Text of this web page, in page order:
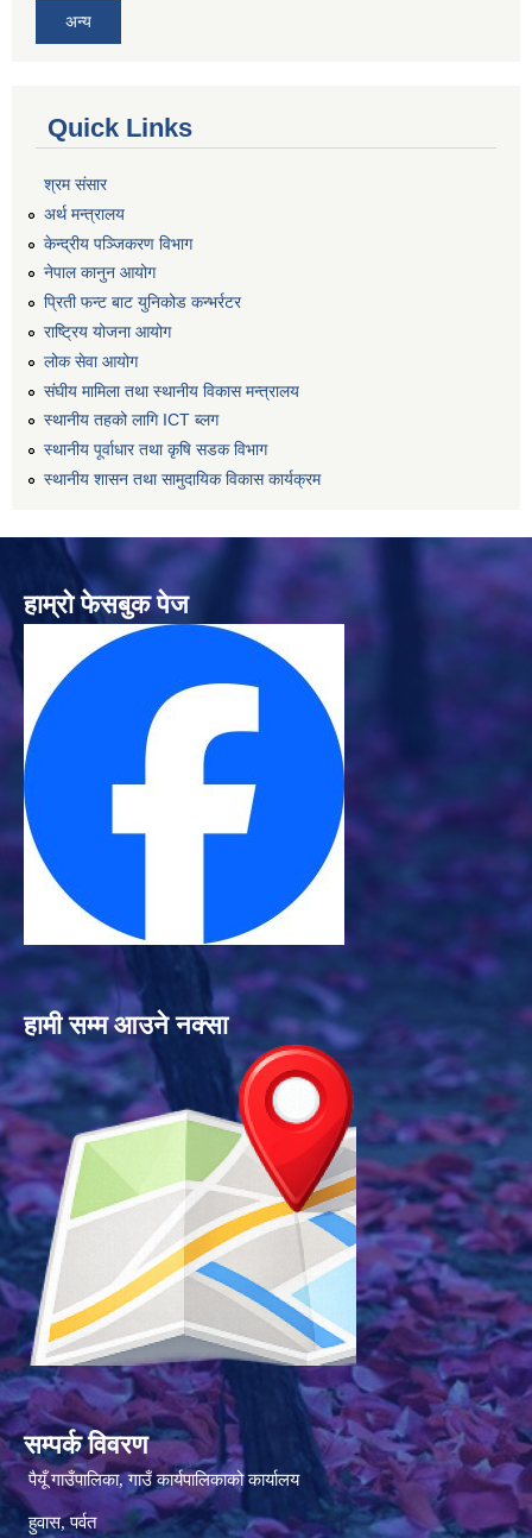
अन्य
Quick Links
श्रम संसार
अर्थ मन्त्रालय
केन्द्रीय पञ्जिकरण विभाग
नेपाल कानुन आयोग
प्रिती फन्ट बाट युनिकोड कन्भर्रटर
राष्ट्रिय योजना आयोग
लोक सेवा आयोग
संघीय मामिला तथा स्थानीय विकास मन्त्रालय
स्थानीय तहको लागि ICT ब्लग
स्थानीय पूर्वाधार तथा कृषि सडक विभाग
स्थानीय शासन तथा सामुदायिक विकास कार्यक्रम
हाम्रो फेसबुक पेज
हामी सम्म आउने नक्सा
सम्पर्क विवरण
पैयूँ गाउँपालिका, गाउँ कार्यपालिकाको कार्यालय
हुवास, पर्वत